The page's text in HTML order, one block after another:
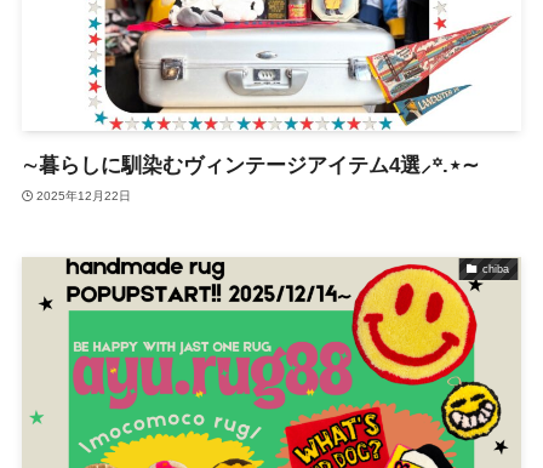
∼暮らしに馴染むヴィンテージアイテム4選⸝꙳.⋆∼
2025年12月22日
chiba